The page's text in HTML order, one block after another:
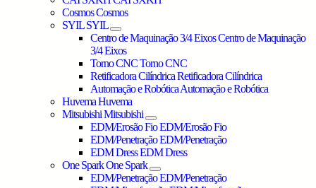
CosmosCosmos
SYIL SYIL
Centro de Maquinação 3/4 EixosCentro de Maquinação
3/4 Eixos
Torno CNCTorno CNC
Retificadora CilíndricaRetificadora Cilíndrica
Automação e RobóticaAutomação e Robótica
HuvemaHuvema
MitsubishiMitsubishi
EDM/Erosão FioEDM/Erosão Fio
EDM/PenetraçãoEDM/Penetração
EDM DressEDM Dress
One SparkOne Spark
EDM/PenetraçãoEDM/Penetração